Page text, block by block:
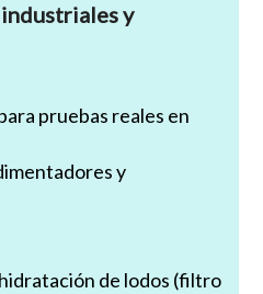
industriales y
pruebas reales en
y
de lodos (filtro